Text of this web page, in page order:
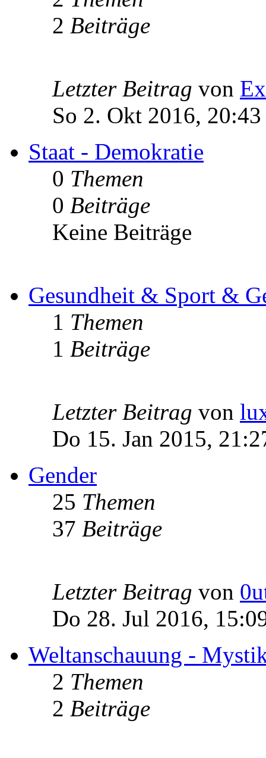
2 Beiträge
Letzter Beitrag von
So 2. Okt 2016, 20:43
Staat - Demokratie
0 Themen
0 Beiträge
Keine Beiträge
Gesundheit & Sport &
1 Themen
1 Beiträge
Letzter Beitrag von
Do 15. Jan 2015,
Gender
25 Themen
37 Beiträge
Letzter Beitrag von
Do 28. Jul 2016,
Weltanschauung -
2 Themen
2 Beiträge